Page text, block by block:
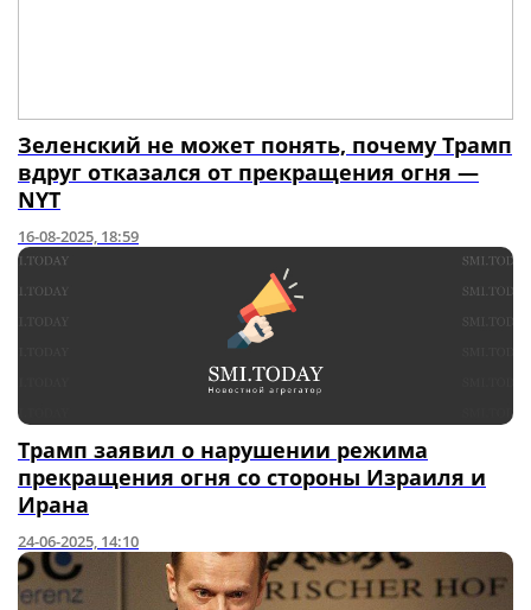
Зеленский не может понять, почему Трамп
вдруг отказался от прекращения огня —
NYT
16-08-2025, 18:59
Трамп заявил о нарушении режима
прекращения огня со стороны Израиля и
Ирана
24-06-2025, 14:10